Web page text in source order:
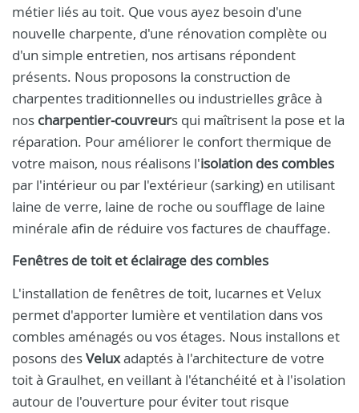
métier liés au toit. Que vous ayez besoin d'une
nouvelle charpente, d'une rénovation complète ou
d'un simple entretien, nos artisans répondent
présents. Nous proposons la construction de
charpentes traditionnelles ou industrielles grâce à
nos charpentier-couvreurs qui maîtrisent la pose et la
réparation. Pour améliorer le confort thermique de
votre maison, nous réalisons l'isolation des combles
par l'intérieur ou par l'extérieur (sarking) en utilisant
laine de verre, laine de roche ou soufflage de laine
minérale afin de réduire vos factures de chauffage.
Fenêtres de toit et éclairage des combles
L'installation de fenêtres de toit, lucarnes et Velux
permet d'apporter lumière et ventilation dans vos
combles aménagés ou vos étages. Nous installons et
posons desVeluxadaptés à l'architecture de votre
toit à Graulhet, en veillant à l'étanchéité et à l'isolation
autour de l'ouverture pour éviter tout risque